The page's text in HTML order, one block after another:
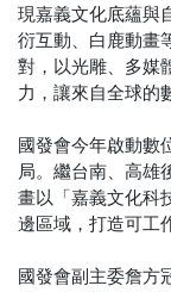
現嘉義文化底蘊與
衍互動、白鹿動畫
對，以光雕、多媒
力，讓來自全球的
國發會今年啟動數
局。繼台南、高雄
畫以「嘉義文化科
邊區域，打造可工
國發會副主委詹方